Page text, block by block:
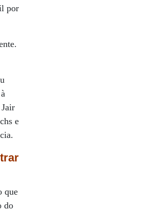
por
e
que
do